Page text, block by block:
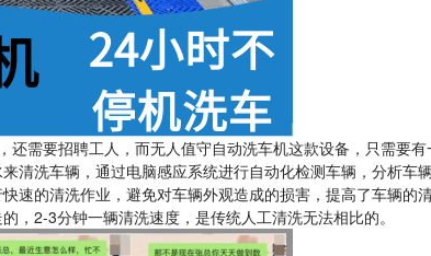
需要招聘工人，而无人值守自动洗车机这款设备，只需要
清洗车辆，通过电脑感应系统进行自动化检测车辆，分析车
速的清洗作业，避免对车辆外观造成的损害，提高了车辆的
，2-3分钟一辆清洗速度，是传统人工清洗无法相比的。